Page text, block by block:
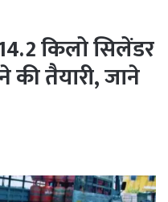
किलो सिलेंडर
तैयारी, जाने